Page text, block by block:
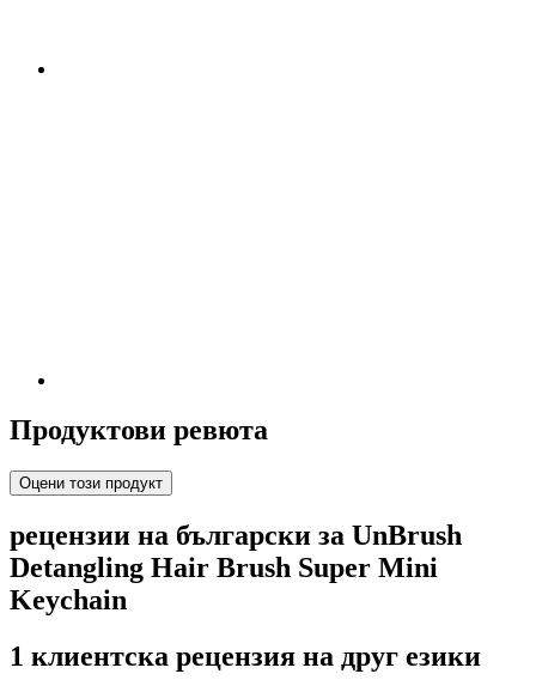
Продуктови ревюта
Оцени този продукт
рецензии на български за UnBrush
Detangling Hair Brush Super Mini
Keychain
1 клиентска рецензия на друг езики